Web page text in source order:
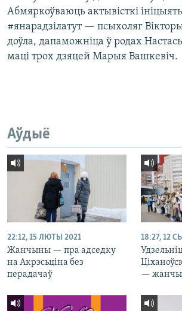
Абмяркоўваюць актывісткі
#янарадзілатут — псыхоляг
доўла, дапаможніца ў родах
маці трох дзяцей Марыя Вашкевіч.
Аўдыё
22:12, 15 ЛЮТЫ 2021
Жанчыны — пра адседку
на Акрэсьціна без
перадачаў
18:27, 12
—